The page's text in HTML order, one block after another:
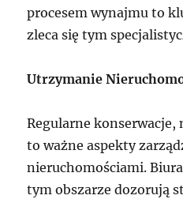
procesem wynajmu to
zleca się tym
Utrzymanie
Regularne
to ważne aspekty
nieruchomościami.
tym obszarze dozorują